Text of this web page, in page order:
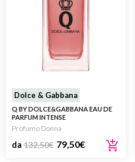
Dolce & Gabbana
Q BY DOLCE&GABBANA EAU DE
PARFUM INTENSE
Profumo Donna
da 132,50€ 79,50€